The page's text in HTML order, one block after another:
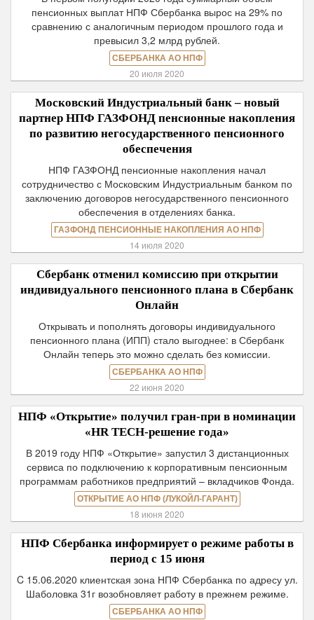
пенсионных выплат НПФ Сбербанка вырос на 29% по
сравнению с аналогичным периодом прошлого года и
превысил 3,2 млрд рублей.
СБЕРБАНКА АО НПФ
20 июля 2020
Московский Индустриальный банк – новый
партнер НПФ ГАЗФОНД пенсионные накопления
по развитию негосударственного пенсионного
обеспечения
НПФ ГАЗФОНД пенсионные накопления начал
сотрудничество с Московским Индустриальным банком по
заключению договоров негосударственного пенсионного
обеспечения в отделениях банка.
ГАЗФОНД ПЕНСИОННЫЕ НАКОПЛЕНИЯ АО НПФ
14 июля 2020
Сбербанк отменил комиссию при открытии
индивидуального пенсионного плана в Сбербанк
Онлайн
Открывать и пополнять договоры индивидуального
пенсионного плана (ИПП) стало выгоднее: в Сбербанк
Онлайн теперь это можно сделать без комиссии.
СБЕРБАНКА АО НПФ
22 июня 2020
НПФ «Открытие» получил гран-при в номинации
«HR TECH-решение года»
В 2019 году НПФ «Открытие» запустил 3 дистанционных
сервиса по подключению к корпоративным пенсионным
программам работников предприятий – вкладчиков Фонда.
ОТКРЫТИЕ АО НПФ (ЛУКОЙЛ-ГАРАНТ)
18 июня 2020
НПФ Сбербанка информирует о режиме работы в
период с 15 июня
C 15.06.2020 клиентская зона НПФ Сбербанка по адресу ул.
Шаболовка 31г возобновляет работу в прежнем режиме.
СБЕРБАНКА АО НПФ